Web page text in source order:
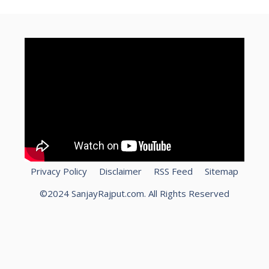
Privacy Policy Disclaimer RSS Feed
Sitemap
©2024 SanjayRajput.com. All Rights Reserved